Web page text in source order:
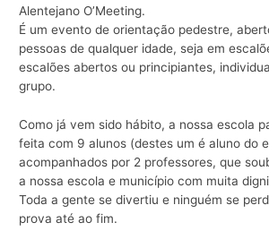
Alentejano O’Meeting.
É um evento de orientação pedestre,
pessoas de qualquer idade, seja em
escalões abertos ou principiantes,
grupo.
Como já vem sido hábito, a nossa escola
feita com 9 alunos (destes um é aluno do
acompanhados por 2 professores, que
a nossa escola e município com muita
Toda a gente se divertiu e ninguém se
prova até ao fim.